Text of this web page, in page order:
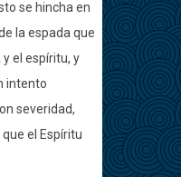
se hincha en
la espada que
el espíritu, y
intento
severidad,
el Espíritu